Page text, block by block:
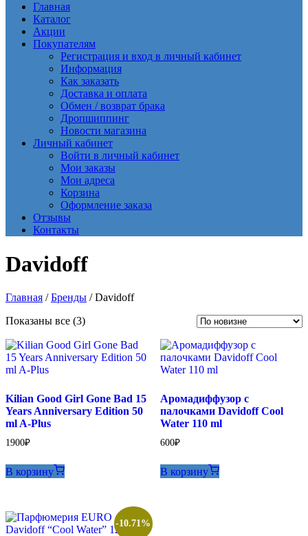
Главная
Каталог
Акции
Покупателям
Регистрация и вход в личный кабинет
Информация
Как заказать
Доставка и оплата
Обмен / возврат брака
Дропшиппинг
Новости магазина
Личный кабинет
Войти в личный кабинет
Мои заказы
Мои адреса
Корзина
Оформление заказа
Отзывы
Контакты
Davidoff
Главная /Бренды / Davidoff
Показаны все (3)Сортировка:
недавние
Kilian Good Girl Gone Bad 15
Years Anniversary Edition 50
ml A-Plus
1900₽
В корзину
Аромадиффузор с
палочками Davidoff Cool
Water 110 ml
600₽
В корзину
-10.71%